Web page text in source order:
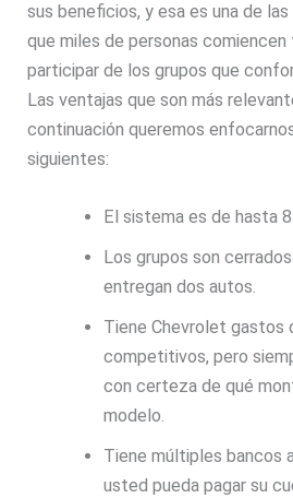
sus beneficios, y esa es una de
que miles de personas
participar de los grupos que
Las ventajas que son más
continuación queremos
siguientes:
El sistema es de hasta
Los grupos son
entregan dos autos.
Tiene Chevrolet gastos
competitivos, pero
con certeza de qué
modelo.
Tiene múltiples bancos
usted pueda pagar su